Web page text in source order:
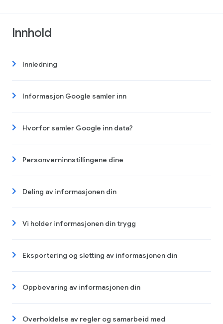
Innhold
Innledning
Informasjon Google samler inn
Hvorfor samler Google inn data?
Personverninnstillingene dine
Deling av informasjonen din
Vi holder informasjonen din trygg
Eksportering og sletting av informasjonen din
Oppbevaring av informasjonen din
Overholdelse av regler og samarbeid med